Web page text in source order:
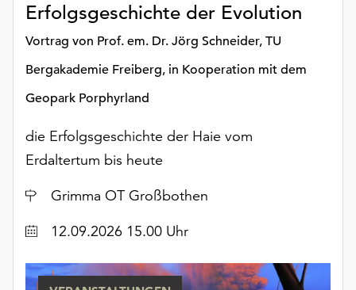
finden
Sie
unserer
Datenschutzerklärung
oder
dem
Impressum
Erfolgsgeschichte der Evolution
Vortrag von Prof. em. Dr. Jörg Schneider, TU
Bergakademie Freiberg, in Kooperation mit dem
Geopark Porphyrland
die Erfolgsgeschichte der Haie vom
Erdaltertum bis heute
Ort
Grimma OT Großbothen
Datum12.09.2026 15.00 Uhr